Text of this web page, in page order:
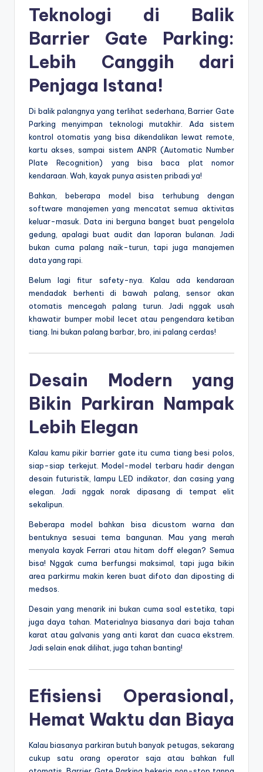
Teknologi di Balik
Barrier Gate Parking:
Lebih Canggih dari
Penjaga Istana!
Di balik palangnya yang terlihat sederhana, Barrier Gate
Parking menyimpan teknologi mutakhir. Ada sistem
kontrol otomatis yang bisa dikendalikan lewat remote,
kartu akses, sampai sistem ANPR (Automatic Number
Plate Recognition) yang bisa baca plat nomor
kendaraan. Wah, kayak punya asisten pribadi ya!
Bahkan, beberapa model bisa terhubung dengan
software manajemen yang mencatat semua aktivitas
keluar-masuk. Data ini berguna banget buat pengelola
gedung, apalagi buat audit dan laporan bulanan. Jadi
bukan cuma palang naik-turun, tapi juga manajemen
data yang rapi.
Belum lagi fitur safety-nya. Kalau ada kendaraan
mendadak berhenti di bawah palang, sensor akan
otomatis mencegah palang turun. Jadi nggak usah
khawatir bumper mobil lecet atau pengendara ketiban
tiang. Ini bukan palang barbar, bro, ini palang cerdas!
Desain Modern yang
Bikin Parkiran Nampak
Lebih Elegan
Kalau kamu pikir barrier gate itu cuma tiang besi polos,
siap-siap terkejut. Model-model terbaru hadir dengan
desain futuristik, lampu LED indikator, dan casing yang
elegan. Jadi nggak norak dipasang di tempat elit
sekalipun.
Beberapa model bahkan bisa dicustom warna dan
bentuknya sesuai tema bangunan. Mau yang merah
menyala kayak Ferrari atau hitam doff elegan? Semua
bisa! Nggak cuma berfungsi maksimal, tapi juga bikin
area parkirmu makin keren buat difoto dan diposting di
medsos.
Desain yang menarik ini bukan cuma soal estetika, tapi
juga daya tahan. Materialnya biasanya dari baja tahan
karat atau galvanis yang anti karat dan cuaca ekstrem.
Jadi selain enak dilihat, juga tahan banting!
Efisiensi Operasional,
Hemat Waktu dan Biaya
Kalau biasanya parkiran butuh banyak petugas, sekarang
cukup satu orang operator saja atau bahkan full